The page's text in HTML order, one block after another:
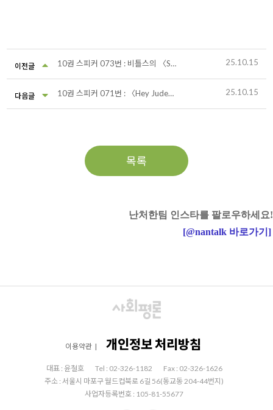
이전글 10권 스피커 073번 : 비틀스의 〈Something〉 25.10.15
다음글 10권 스피커 071번 : 〈Hey Jude〉 싱글 프로모션 필름 25.10.15
목록
난처한팀 인스타를 팔로우하세요!
[@nantalk 바로가기 ]
이용약관 | 개인정보 처리방침
대표 : 윤철호 Tel : 02-326-1182
Fax : 02-326-1626
주소 : 서울시 마포구 월드컵북로 6길 56(동교동 204-44번지)
사업자등록번호 : 105-81-55677